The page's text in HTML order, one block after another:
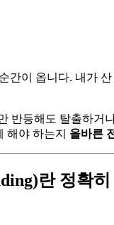
간이 옵니다. 내가
반등해도 탈출하거
해야 하는지 올바른
란 정확